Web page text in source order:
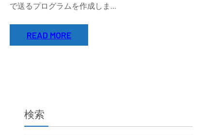
で送るプログラムを作成しま…
READ MORE
検索